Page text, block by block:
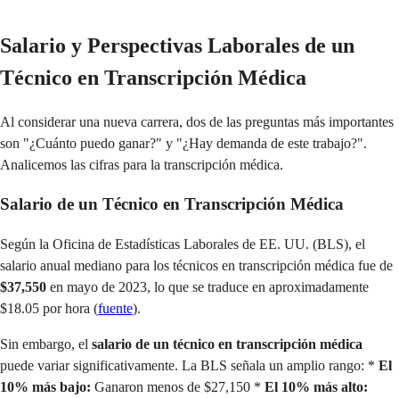
Salario y Perspectivas Laborales de un
Técnico en Transcripción Médica
Al considerar una nueva carrera, dos de las preguntas más importantes
son "¿Cuánto puedo ganar?" y "¿Hay demanda de este trabajo?".
Analicemos las cifras para la transcripción médica.
Salario de un Técnico en Transcripción Médica
Según la Oficina de Estadísticas Laborales de EE. UU. (BLS), el
salario anual mediano para los técnicos en transcripción médica fue de
$37,550 en mayo de 2023, lo que se traduce en aproximadamente
$18.05 por hora (fuente).
Sin embargo, el salario de un técnico en transcripción médica
puede variar significativamente. La BLS señala un amplio rango: * El
10% más bajo: Ganaron menos de $27,150 * El 10% más alto: